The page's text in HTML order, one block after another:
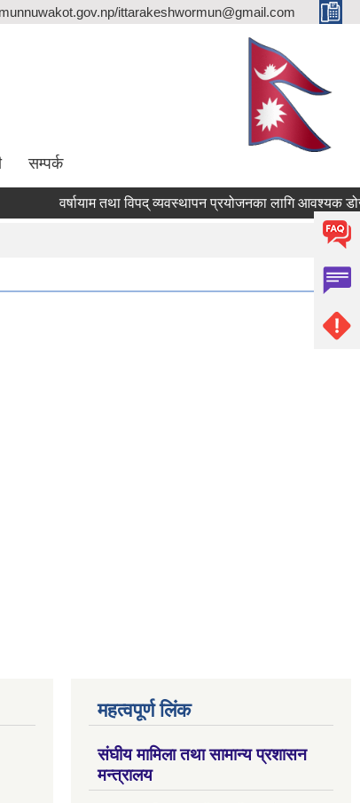
ittarakeshwormun@gmail.com
सम्पर्क
वर्षायाम तथा विपद् व्यवस्थापन प्रयोजनका लागि आवश्यक
महत्वपूर्ण लिंक
संघीय मामिला तथा सामान्य प्रशासन
मन्त्रालय